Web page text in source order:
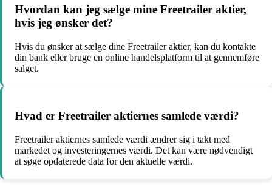
Hvordan kan jeg sælge mine Freetrailer aktier,
hvis jeg ønsker det?
Hvis du ønsker at sælge dine Freetrailer aktier, kan du kontakte
din bank eller bruge en online handelsplatform til at gennemføre
salget.
Hvad er Freetrailer aktiernes samlede værdi?
Freetrailer aktiernes samlede værdi ændrer sig i takt med
markedet og investeringernes værdi. Det kan være nødvendigt
at søge opdaterede data for den aktuelle værdi.